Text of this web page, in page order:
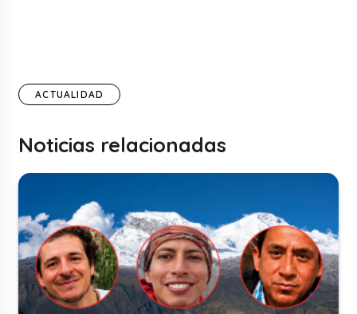
ACTUALIDAD
Noticias relacionadas